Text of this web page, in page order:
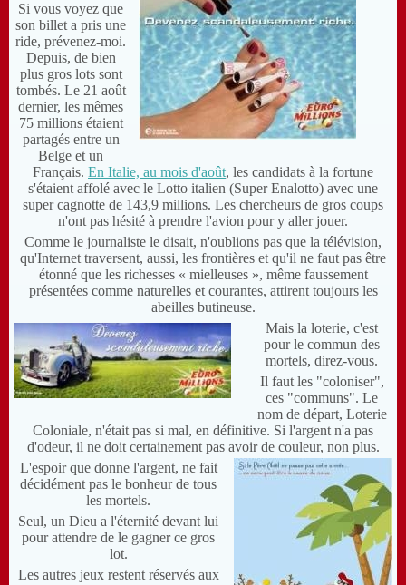
Si vous voyez que
son billet a pris une
ride, prévenez-moi.
Depuis, de bien
plus gros lots sont
tombés. Le 21 août
dernier, les mêmes
75 millions étaient
partagés entre un
Belge et un
Français. En Italie, au mois d'août, les candidats à la fortune
s'étaient affolé avec le Lotto italien (Super Enalotto) avec une
super cagnotte de 143,9 millions. Les chercheurs de gros coups
n'ont pas hésité à prendre l'avion pour y aller jouer.
Comme le journaliste le disait, n'oublions pas que la télévision,
qu'Internet traversent, aussi, les frontières et qu'il ne faut pas être
étonné que les richesses « mielleuses », même faussement
présentées comme naturelles et courantes, attirent toujours les
abeilles butineuse.
Mais la loterie, c'est
pour le commun des
mortels, direz-vous.
Il faut les "coloniser",
ces "communs". Le
nom de départ, Loterie
Coloniale, n'était pas si mal, en définitive. Si l'argent n'a pas
d'odeur, il ne doit certainement pas avoir de couleur, non plus.
L'espoir que donne l'argent, ne fait
décidément pas le bonheur de tous
les mortels.
Seul, un Dieu a l'éternité devant lui
pour attendre de le gagner ce gros
lot.
Les autres jeux restent réservés aux